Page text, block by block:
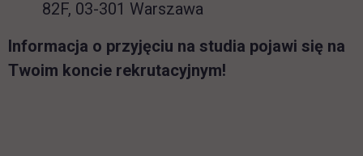
82F, 03-301 Warszawa
Informacja o przyjęciu na studia pojawi się na
Twoim koncie rekrutacyjnym!